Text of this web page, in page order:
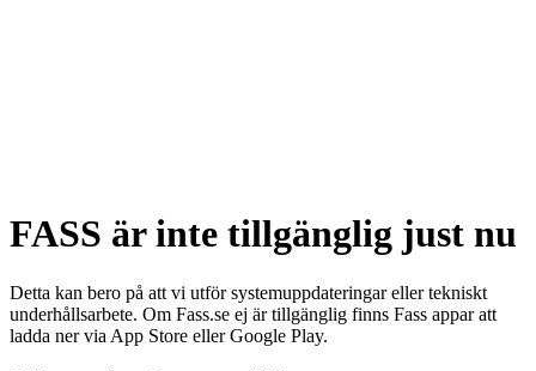
FASS är inte tillgänglig just nu
Detta kan bero på att vi utför systemuppdateringar eller tekniskt
underhållsarbete. Om Fass.se ej är tillgänglig finns Fass appar att
ladda ner via App Store eller Google Play.